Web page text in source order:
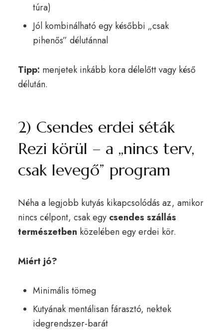
túra)
Jól kombinálható egy későbbi „csak
pihenős” délutánnal
Tipp: menjetek inkább kora délelőtt vagy késő
délután.
2) Csendes erdei séták
Rezi körül – a „nincs terv,
csak levegő” program
Néha a legjobb kutyás kikapcsolódás az, amikor
nincs célpont, csak egy csendes szállás
természetben közelében egy erdei kör.
Miért jó?
Minimális tömeg
Kutyának mentálisan fárasztó, nektek
idegrendszer-barát